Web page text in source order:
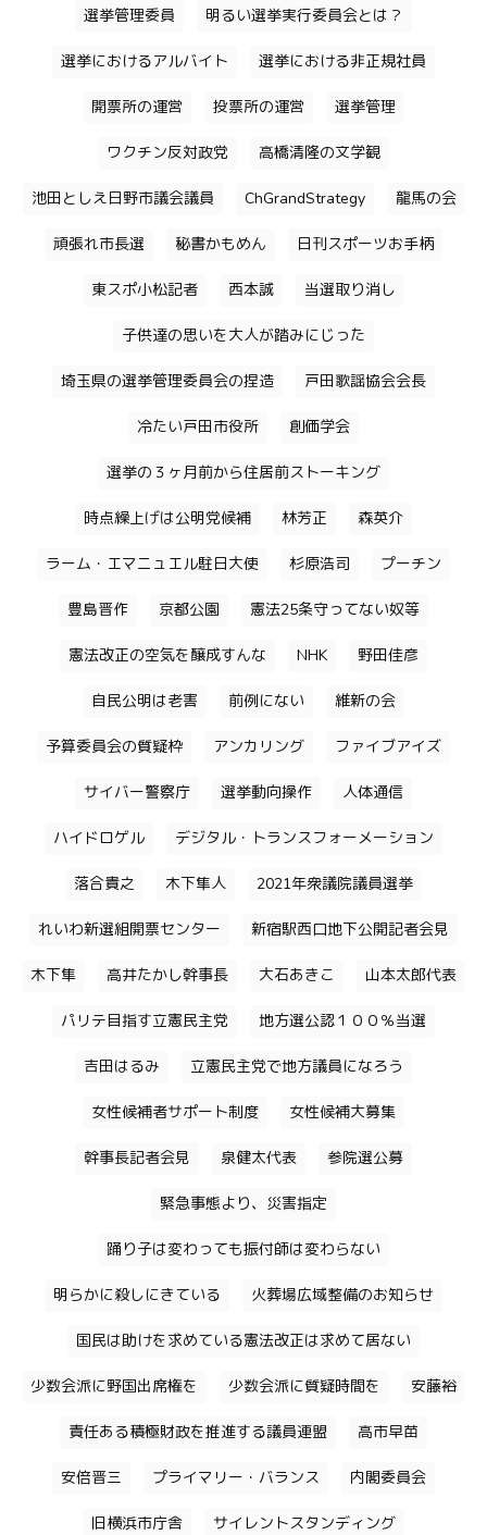
選挙管理委員 明るい選挙実行委員会とは？
選挙におけるアルバイト 選挙における非正規社員
開票所の運営 投票所の運営 選挙管理
ワクチン反対政党 高橋清隆の文学観
池田としえ日野市議会議員 ChGrandStrategy 龍馬の会
頑張れ市長選 秘書かもめん 日刊スポーツお手柄
東スポ小松記者 西本誠 当選取り消し
子供達の思いを大人が踏みにじった
埼玉県の選挙管理委員会の捏造 戸田歌謡協会会長
冷たい戸田市役所 創価学会
選挙の３ヶ月前から住居前ストーキング
時点繰上げは公明党候補 林芳正 森英介
ラーム・エマニュエル駐日大使 杉原浩司 プーチン
豊島晋作 京都公園 憲法25条守ってない奴等
憲法改正の空気を醸成すんな NHK 野田佳彦
自民公明は老害 前例にない 維新の会
予算委員会の質疑枠 アンカリング ファイブアイズ
サイバー警察庁 選挙動向操作 人体通信
ハイドロゲル デジタル・トランスフォーメーション
落合貴之 木下隼人 2021年衆議院議員選挙
れいわ新選組開票センター 新宿駅西口地下公開記者会見
木下隼 高井たかし幹事長 大石あきこ 山本太郎代表
パリテ目指す立憲民主党 地方選公認１００％当選
吉田はるみ 立憲民主党で地方議員になろう
女性候補者サポート制度 女性候補大募集
幹事長記者会見 泉健太代表 参院選公募
緊急事態より、災害指定
踊り子は変わっても振付師は変わらない
明らかに殺しにきている 火葬場広域整備のお知らせ
国民は助けを求めている憲法改正は求めて居ない
少数会派に野国出席権を 少数会派に質疑時間を 安藤裕
責任ある積極財政を推進する議員連盟 高市早苗
安倍晋三 プライマリー・バランス 内閣委員会
旧横浜市庁舎 サイレントスタンディング